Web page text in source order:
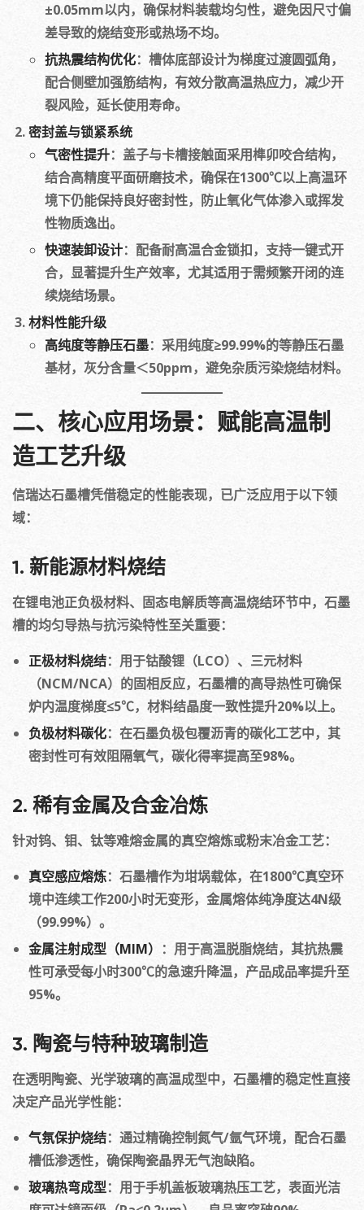
±0.05mm以内，确保材料装载均匀性，避免因尺寸偏
差导致的烧结变形或热场不均。
抗热震结构优化：槽体底部设计为梯度过渡圆弧角，
配合侧壁加强筋结构，有效分散高温热应力，减少开
裂风险，延长使用寿命。
密封盖与锁紧系统
气密性提升：盖子与卡槽接触面采用榫卯咬合结构，
结合高精度平面研磨技术，确保在1300℃以上高温环
境下仍能保持良好密封性，防止氧化气体渗入或挥发
性物质逸出。
快速装卸设计：配备耐高温合金锁扣，支持一键式开
合，显著提升生产效率，尤其适用于需频繁开闭的连
续烧结场景。
材料性能升级
高纯度等静压石墨：采用纯度≥99.99%的等静压石墨
基材，灰分含量＜50ppm，避免杂质污染烧结材料。
二、核心应用场景：赋能高温制
造工艺升级
信瑞达石墨槽凭借稳定的性能表现，已广泛应用于以下领
域：
1. 新能源材料烧结
在锂电池正负极材料、固态电解质等高温烧结环节中，石墨
槽的均匀导热与抗污染特性至关重要：
正极材料烧结：用于钴酸锂（LCO）、三元材料
（NCM/NCA）的固相反应，石墨槽的高导热性可确保
炉内温度梯度≤5℃，材料结晶度一致性提升20%以上。
负极材料碳化：在石墨负极包覆沥青的碳化工艺中，其
密封性可有效阻隔氧气，碳化得率提高至98%。
2. 稀有金属及合金冶炼
针对钨、钼、钛等难熔金属的真空熔炼或粉末冶金工艺：
真空感应熔炼：石墨槽作为坩埚载体，在1800℃真空环
境中连续工作200小时无变形，金属熔体纯净度达4N级
（99.99%）。
金属注射成型（MIM） ：用于高温脱脂烧结，其抗热震
性可承受每小时300℃的急速升降温，产品成品率提升至
95%。
3. 陶瓷与特种玻璃制造
在透明陶瓷、光学玻璃的高温成型中，石墨槽的稳定性直接
决定产品光学性能：
气氛保护烧结：通过精确控制氮气/氩气环境，配合石墨
槽低渗透性，确保陶瓷晶界无气泡缺陷。
玻璃热弯成型：用于手机盖板玻璃热压工艺，表面光洁